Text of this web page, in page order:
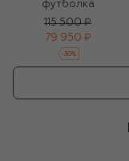
футболка
115 500 ₽
79 950 ₽
-30%